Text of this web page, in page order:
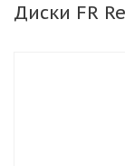
Диски FR